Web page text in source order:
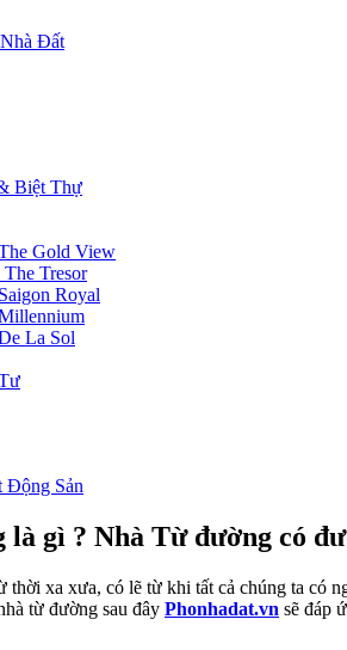
Biệt Thự
Gold View
Tresor
Royal
La Sol
Động Sản
là gì ? Nhà Từ đường có
thời xa xưa, có lẽ từ khi tất cả chúng ta có
từ đường sau đây Phonhadat.vn sẽ đáp